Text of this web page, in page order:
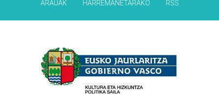
ARAUAK HARREMANETARAKO RSS